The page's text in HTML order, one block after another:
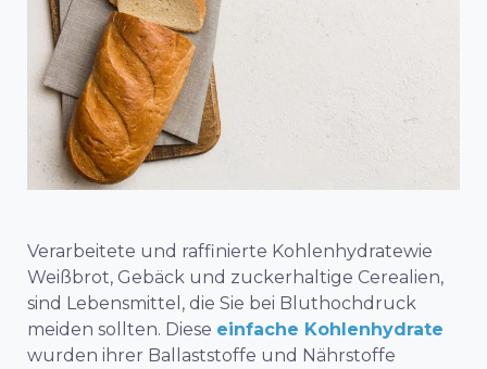
Verarbeitete und raffinierte Kohlenhydratewie
Weißbrot, Gebäck und zuckerhaltige Cerealien,
sind Lebensmittel, die Sie bei Bluthochdruck
meiden sollten. Diese einfache Kohlenhydrate
wurden ihrer Ballaststoffe und Nährstoffe